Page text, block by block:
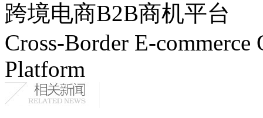
跨境电商B2B商机平台
Cross-Border E-
Platform